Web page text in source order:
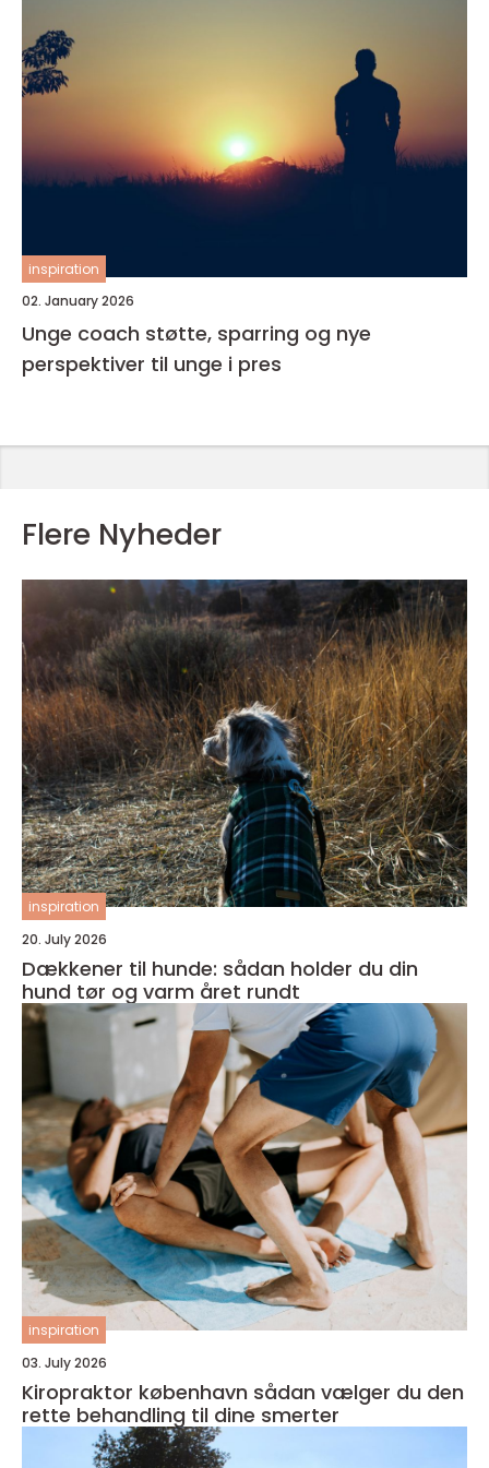
inspiration
02. January 2026
Unge coach støtte, sparring og nye
perspektiver til unge i pres
Flere Nyheder
inspiration
20. July 2026
Dækkener til hunde: sådan holder du din
hund tør og varm året rundt
inspiration
03. July 2026
Kiropraktor københavn sådan vælger du den
rette behandling til dine smerter